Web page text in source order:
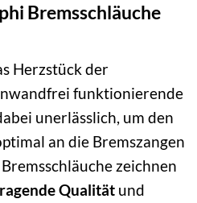
Bremsschläuche
Herzstück der
funktionierende
unerlässlich, um den
an die Bremszangen
zeichnen
Qualität und